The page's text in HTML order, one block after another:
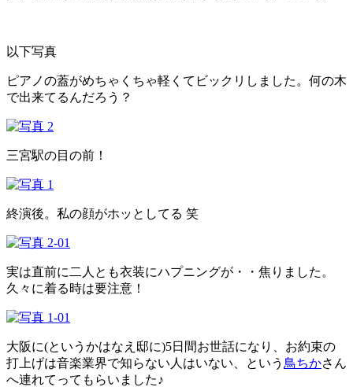
以下写真
ピアノの蓋がめちゃくちゃ軽くてビックリしました。何の木
で出来てるんだろう？
三宮駅の目の前！
終演後。私の顔がホッとしてる 笑
実は直前に二人とも衣装にハプニングが・・焦りました。
久々に着る時は要注意！
大阪に(というかはなえ邸に)5日間お世話になり、お約束の
打上げは音楽業界で知らない人はいない、という 鳥ちかさん
へ連れてってもらいました♪